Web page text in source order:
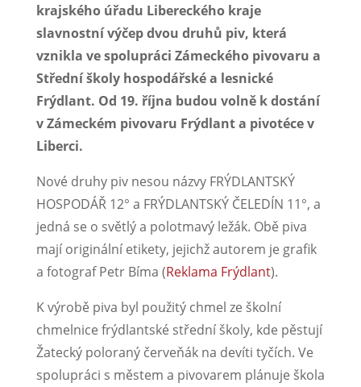
krajského úřadu Libereckého kraje
slavnostní výčep dvou druhů piv, která
vznikla ve spolupráci Zámeckého pivovaru a
Střední školy hospodářské a lesnické
Frýdlant. Od 19. října budou volně k dostání
v Zámeckém pivovaru Frýdlant a pivotéce v
Liberci.
Nové druhy piv nesou názvy FRÝDLANTSKÝ
HOSPODÁŘ 12° a FRÝDLANTSKÝ ČELEDÍN 11°, a
jedná se o světlý a polotmavý ležák. Obě piva
mají originální etikety, jejichž autorem je grafik
a fotograf Petr Bíma (Reklama Frýdlant).
K výrobě piva byl použitý chmel ze školní
chmelnice frýdlantské střední školy, kde pěstují
Žatecký poloraný červeňák na devíti tyčích. Ve
spolupráci s městem a pivovarem plánuje škola